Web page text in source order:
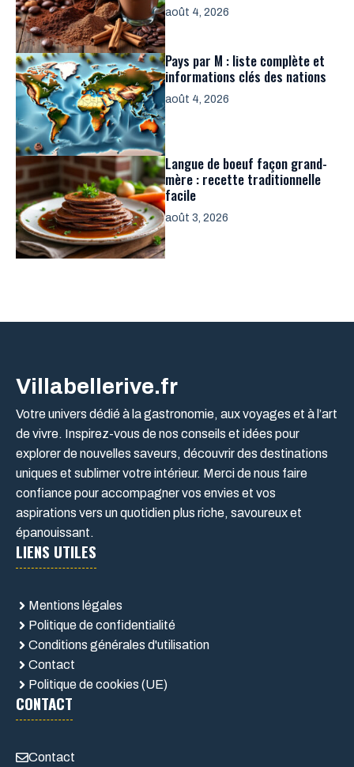
août 4, 2026
Pays par M : liste complète et
informations clés des nations
août 4, 2026
Langue de boeuf façon grand-
mère : recette traditionnelle
facile
août 3, 2026
Villabellerive.fr
Votre univers dédié à la gastronomie, aux voyages et à l’art
de vivre. Inspirez-vous de nos conseils et idées pour
explorer de nouvelles saveurs, découvrir des destinations
uniques et sublimer votre intérieur. Merci de nous faire
confiance pour accompagner vos envies et vos
aspirations vers un quotidien plus riche, savoureux et
épanouissant.
LIENS UTILES
Mentions légales
Politique de confidentialité
Conditions générales d'utilisation
Contact
Politique de cookies (UE)
CONTACT
Contact